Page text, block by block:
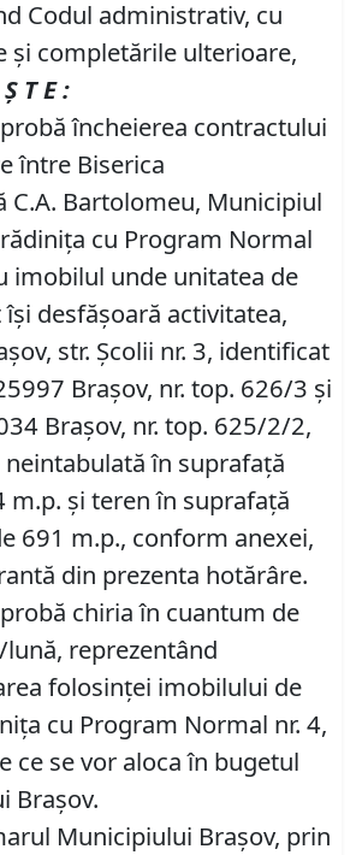
Codul administrativ, cu
și completările ulterioare,
T E :
încheierea contractului
între Biserica
C.A. Bartolomeu, Municipiul
cu Program Normal
imobilul unde unitatea de
desfăşoară activitatea,
str. Școlii nr. 3, identificat
Brașov, nr. top. 626/3 și
Brașov, nr. top. 625/2/2,
în suprafață
m.p. și teren în suprafață
691 m.p., conform anexei,
din prezenta hotărâre.
chiria în cuantum de
reprezentând
folosinţei imobilului de
cu Program Normal nr. 4,
ce se vor aloca în bugetul
Braşov.
Municipiului Braşov, prin